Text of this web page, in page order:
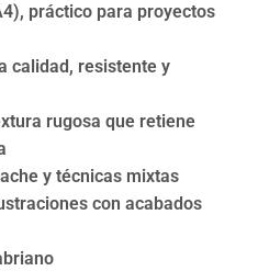
práctico para proyectos
calidad, resistente y
rugosa que retiene
y técnicas mixtas
con acabados